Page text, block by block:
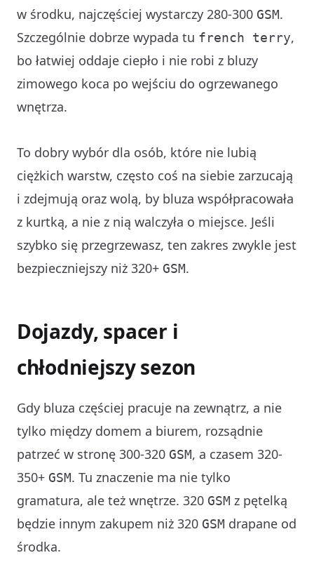
w środku, najczęściej wystarczy 280-300 GSM.
Szczególnie dobrze wypada tu french terry,
bo łatwiej oddaje ciepło i nie robi z bluzy
zimowego koca po wejściu do ogrzewanego
wnętrza.
To dobry wybór dla osób, które nie lubią
ciężkich warstw, często coś na siebie zarzucają
i zdejmują oraz wolą, by bluza współpracowała
z kurtką, a nie z nią walczyła o miejsce. Jeśli
szybko się przegrzewasz, ten zakres zwykle jest
bezpieczniejszy niż 320+ GSM.
Dojazdy, spacer i
chłodniejszy sezon
Gdy bluza częściej pracuje na zewnątrz, a nie
tylko między domem a biurem, rozsądnie
patrzeć w stronę 300-320 GSM, a czasem 320-
350+ GSM. Tu znaczenie ma nie tylko
gramatura, ale też wnętrze. 320 GSM z pętelką
będzie innym zakupem niż 320 GSM drapane od
środka.